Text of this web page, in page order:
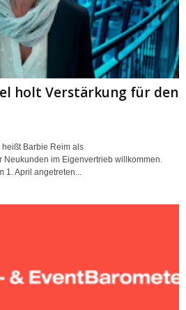
holt Verstärkung für den
heißt Barbie Reim als
Neukunden im Eigenvertrieb willkommen.
1. April angetreten...